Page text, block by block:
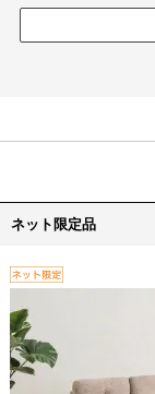
ネット限定品